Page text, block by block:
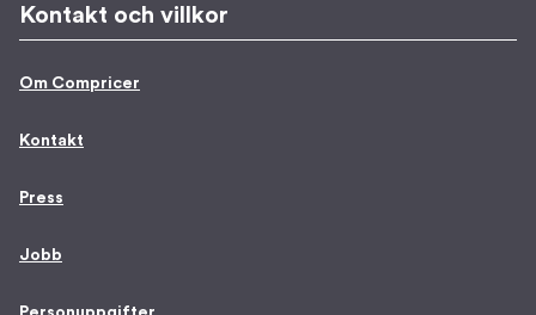
Kontakt och villkor
Om Compricer
Kontakt
Press
Jobb